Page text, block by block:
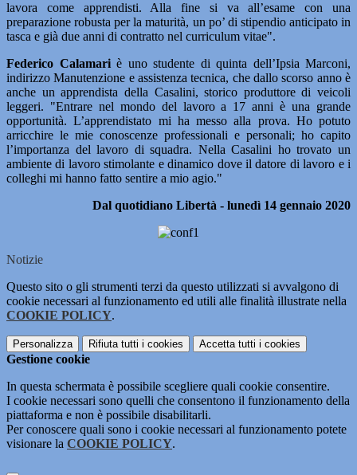
lavora come apprendisti. Alla fine si va all’esame con una
preparazione robusta per la maturità, un po’ di stipendio anticipato in
tasca e già due anni di contratto nel curriculum vitae".
Federico Calamariè uno studente di quinta dell’Ipsia Marconi,
indirizzo Manutenzione e assistenza tecnica, che dallo scorso anno è
anche un apprendista della Casalini, storico produttore di veicoli
leggeri. "Entrare nel mondo del lavoro a 17 anni è una grande
opportunità. L’apprendistato mi ha messo alla prova. Ho potuto
arricchire le mie conoscenze professionali e personali; ho capito
l’importanza del lavoro di squadra. Nella Casalini ho trovato un
ambiente di lavoro stimolante e dinamico dove il datore di lavoro e i
colleghi mi hanno fatto sentire a mio agio."
Dal quotidiano Libertà - lunedì 14 gennaio 2020
Notizie
Questo sito o gli strumenti terzi da questo utilizzati si avvalgono di
cookie necessari al funzionamento ed utili alle finalità illustrate nella
COOKIE POLICY.
Personalizza Rifiuta tutti i cookies Accetta tutti i cookies
Gestione cookie
In questa schermata è possibile scegliere quali cookie consentire.
I cookie necessari sono quelli che consentono il funzionamento della
piattaforma e non è possibile disabilitarli.
Per conoscere quali sono i cookie necessari al funzionamento potete
visionare la COOKIE POLICY.